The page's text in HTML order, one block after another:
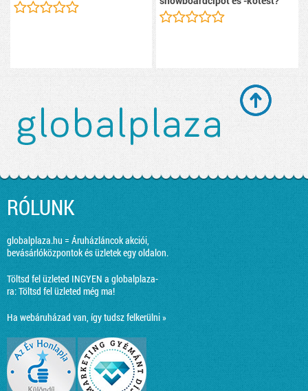
RÓLUNK
globalplaza.hu = Áruházláncok akciói,
bevásárlóközpontok és üzletek egy oldalon.
Töltsd fel üzleted INGYEN a globalplaza-
ra:Töltsd fel üzleted még ma!
Ha webáruházad van, így tudsz felkerülni »